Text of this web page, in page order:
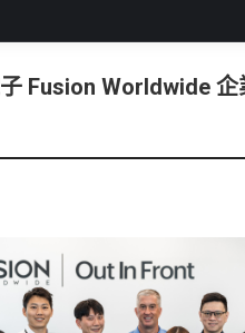
You are here:
Fusion Worldwide 企